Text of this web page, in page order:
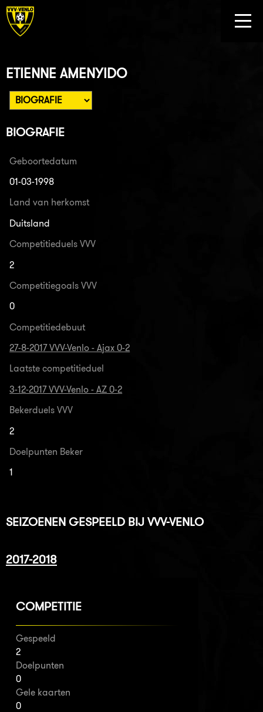
ETIENNE AMENYIDO
BIOGRAFIE
Geboortedatum
01-03-1998
Land van herkomst
Duitsland
Competitieduels VVV
2
Competitiegoals VVV
0
Competitiedebuut
27-8-2017 VVV-Venlo - Ajax 0-2
Laatste competitieduel
3-12-2017 VVV-Venlo - AZ 0-2
Bekerduels VVV
2
Doelpunten Beker
1
SEIZOENEN GESPEELD BIJ VVV-VENLO
2017-2018
COMPETITIE
Gespeeld
2
Doelpunten
0
Gele kaarten
0